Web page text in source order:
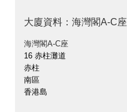
大廈資料：海灣閣A-C座
海灣閣A-C座
16 赤柱灘道
赤柱
南區
香港島